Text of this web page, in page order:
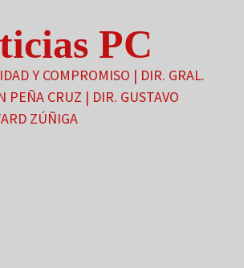
PC
Y COMPROMISO | DIR. GRAL.
PEÑA CRUZ | DIR. GUSTAVO
ZÚÑIGA